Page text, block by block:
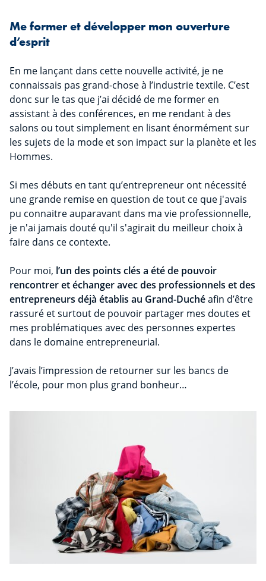
Me former et développer mon ouverture
d’esprit
En me lançant dans cette nouvelle activité, je ne
connaissais pas grand-chose à l’industrie textile. C’est
donc sur le tas que j’ai décidé de me former en
assistant à des conférences, en me rendant à des
salons ou tout simplement en lisant énormément sur
les sujets de la mode et son impact sur la planète et les
Hommes.
Si mes débuts en tant qu’entrepreneur ont nécessité
une grande remise en question de tout ce que j'avais
pu connaitre auparavant dans ma vie professionnelle,
je n'ai jamais douté qu'il s'agirait du meilleur choix à
faire dans ce contexte.
Pour moi, l’un des points clés a été de pouvoir
rencontrer et échanger avec des professionnels et des
entrepreneurs déjà établis au Grand-Duchéafin d’être
rassuré et surtout de pouvoir partager mes doutes et
mes problématiques avec des personnes expertes
dans le domaine entrepreneurial.
J’avais l’impression de retourner sur les bancs de
l’école, pour mon plus grand bonheur…